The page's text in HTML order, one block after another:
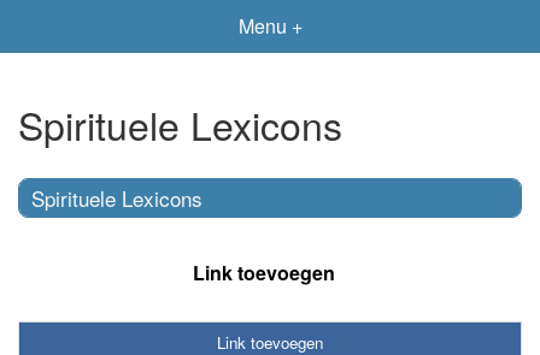
Menu +
Spirituele Lexicons
Spirituele Lexicons
Link toevoegen
Link toevoegen